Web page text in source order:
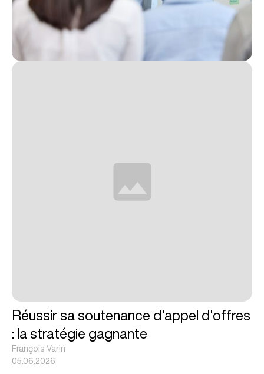
Réussir sa soutenance d'appel d'offres
: la stratégie gagnante
François Varin
05.06.2026